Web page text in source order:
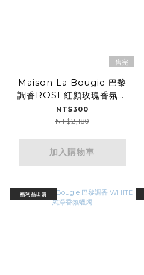
售完
Maison La Bougie 巴黎
調香ROSE紅顏玫瑰香氛蠟
燭
NT$300
NT$2,180
加入購物車
福利品出清